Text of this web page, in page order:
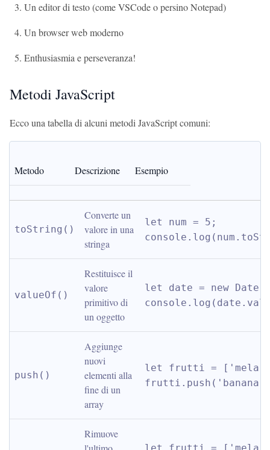
Un editor di testo (come VSCode o persino Notepad)
Un browser web moderno
Enthusiasmia e perseveranza!
Metodi JavaScript
Ecco una tabella di alcuni metodi JavaScript comuni:
Metodo Descrizione Esempio
toString()
Converte un
valore in una
stringa
let num = 5;
valueOf()
Restituisce il
valore
primitivo di
un oggetto
let date = new
push()
Aggiunge
nuovi
elementi alla
fine di un
array
let frutti =
Rimuove